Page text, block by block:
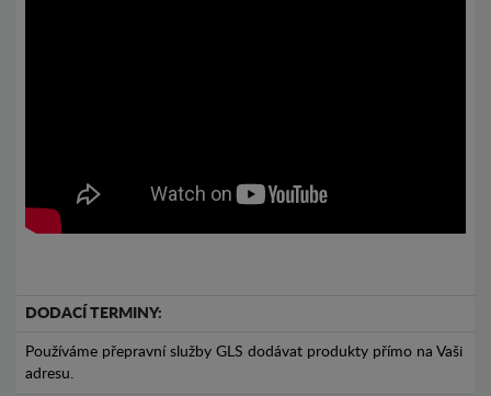
DODACÍ TERMINY:
Používáme přepravní služby GLS dodávat produkty přímo na Vaši
adresu.